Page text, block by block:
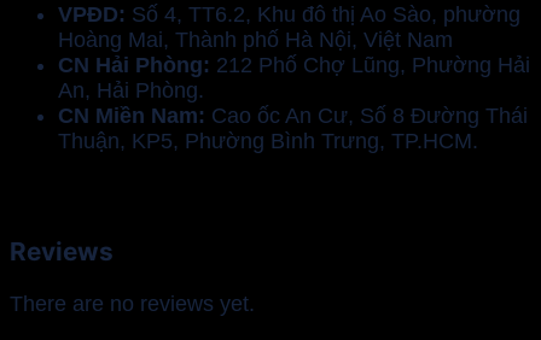
VPĐD: Số 4, TT6.2, Khu đô thị Ao Sào, phường
Hoàng Mai, Thành phố Hà Nội, Việt Nam
CN Hải Phòng: 212 Phố Chợ Lũng, Phường Hải
An, Hải Phòng.
CN Miền Nam: Cao ốc An Cư, Số 8 Đường Thái
Thuận, KP5, Phường Bình Trưng, TP.HCM.
Reviews
There are no reviews yet.